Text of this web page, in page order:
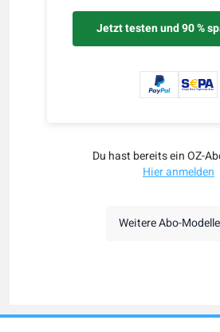
Jetzt testen und 90 %
Du hast bereits ein OZ-
Hier anmelden
Weitere Abo-Modelle